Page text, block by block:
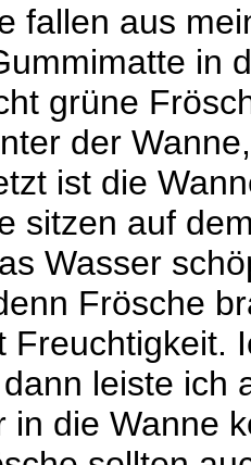
fallen aus
in
grüne
der
ist die
sitzen auf
Wasser
Frösche
Freuchtigkeit.
leiste ich
in die Wanne